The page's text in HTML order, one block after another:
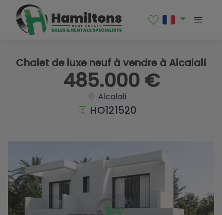
Chalet de luxe neuf à vendre à Alcalalí
485.000 €
Alcalalí
HO121520
1 / 17